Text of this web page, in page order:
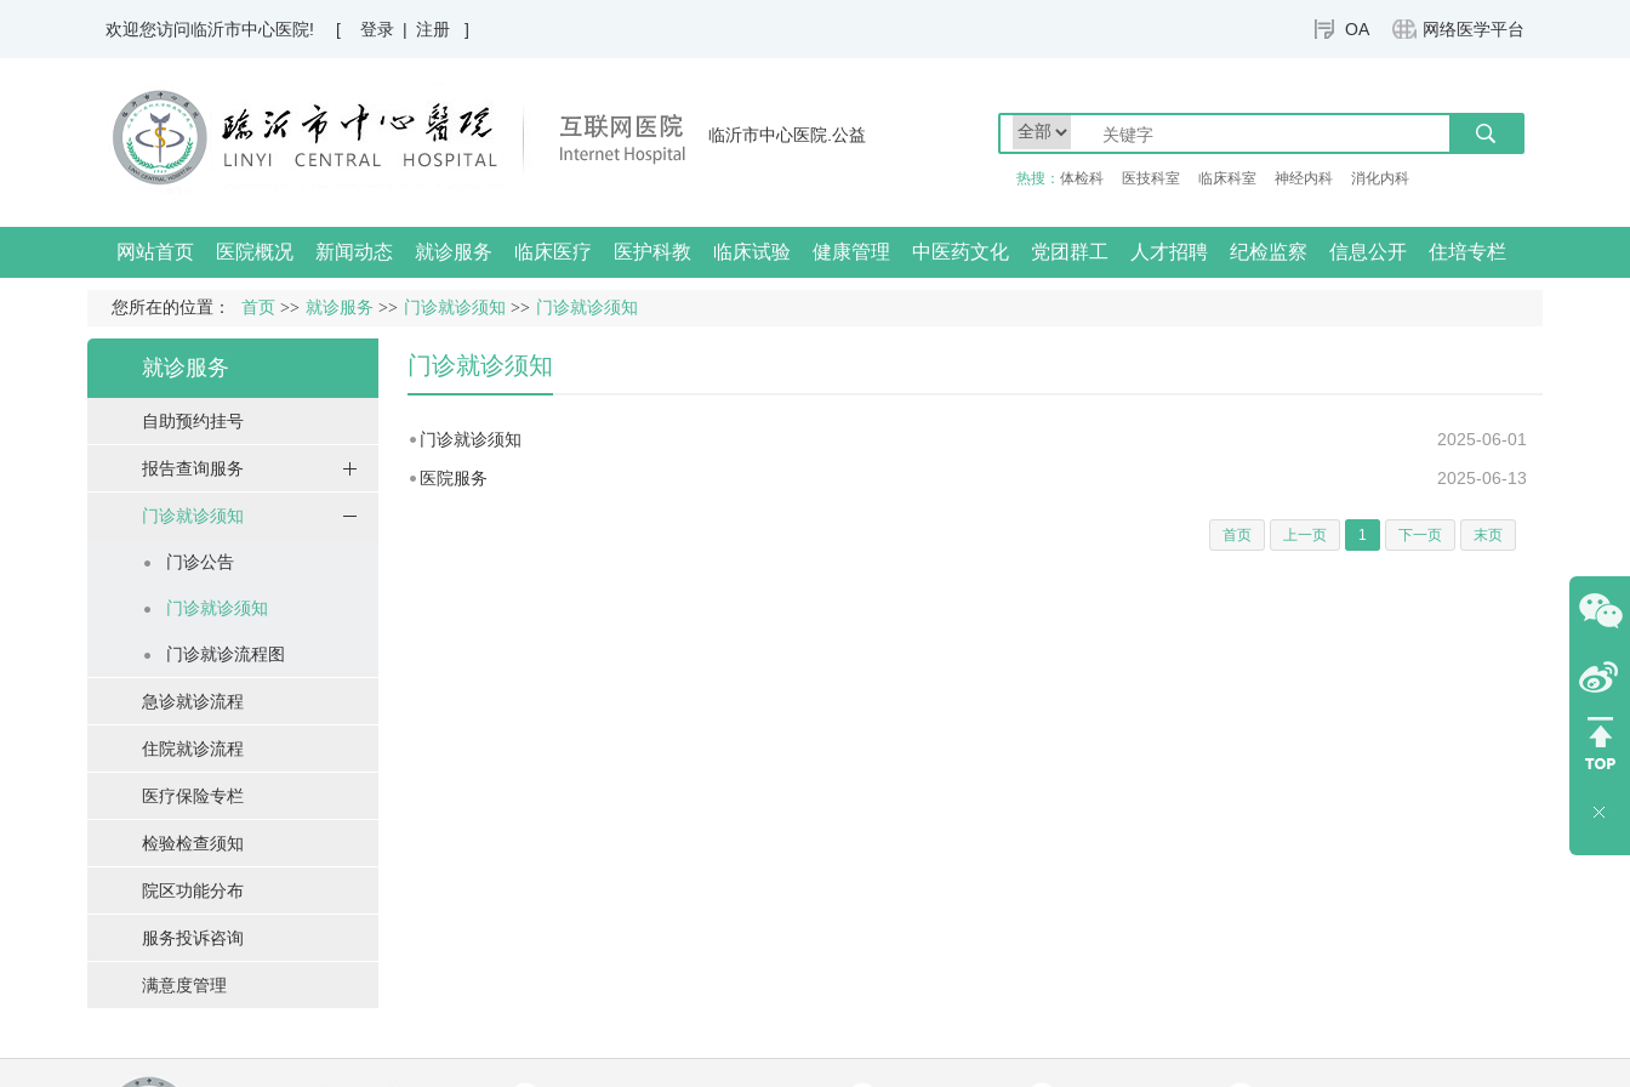
OA 网络医学平台
欢迎您访问临沂市中心医院! [ 登录 | 注册 ]
临沂市中心医院.公益
热搜： 体检科 医技科室 临床科室 神经内科 消化内科
网站首页 医院概况 新闻动态 就诊服务 临床医疗 医护科教 临床试验 健康管理 中医药文化 党团群工 人才招聘 纪检监察 信息公开 住培专栏
您所在的位置： 首页 >> 就诊服务 >> 门诊就诊须知 >> 门诊就诊须知
就诊服务
自助预约挂号
报告查询服务
门诊就诊须知
门诊公告
门诊就诊须知
门诊就诊流程图
急诊就诊流程
住院就诊流程
医疗保险专栏
检验检查须知
院区功能分布
服务投诉咨询
满意度管理
门诊就诊须知
门诊就诊须知
2025-06-01
医院服务
2025-06-13
首页 上一页 1 下一页 末页